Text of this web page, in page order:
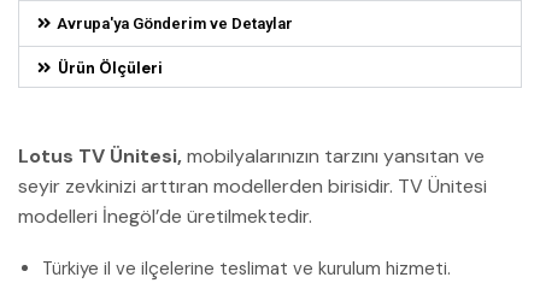
Avrupa'ya Gönderim ve Detaylar
Ürün Ölçüleri
Lotus TV Ünitesi,mobilyalarınızın tarzını yansıtan ve
seyir zevkinizi arttıran modellerden birisidir. TV Ünitesi
modelleri İnegöl’de üretilmektedir.
Türkiye il ve ilçelerine teslimat ve kurulum hizmeti.